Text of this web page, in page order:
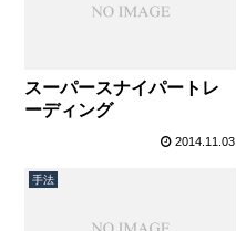
スーパースナイパートレ
ーディング
2014.11.03
手法